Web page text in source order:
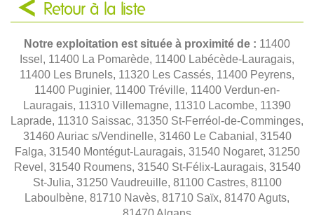
Retour à la liste
Notre exploitation est située à proximité de : 11400
Issel, 11400 La Pomarède, 11400 Labécède-Lauragais,
11400 Les Brunels, 11320 Les Cassés, 11400 Peyrens,
11400 Puginier, 11400 Tréville, 11400 Verdun-en-
Lauragais, 11310 Villemagne, 11310 Lacombe, 11390
Laprade, 11310 Saissac, 31350 St-Ferréol-de-Comminges,
31460 Auriac s/Vendinelle, 31460 Le Cabanial, 31540
Falga, 31540 Montégut-Lauragais, 31540 Nogaret, 31250
Revel, 31540 Roumens, 31540 St-Félix-Lauragais, 31540
St-Julia, 31250 Vaudreuille, 81100 Castres, 81100
Laboulbène, 81710 Navès, 81710 Saïx, 81470 Aguts,